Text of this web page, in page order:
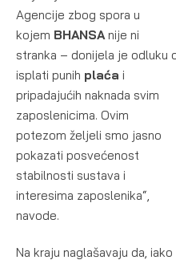
Agencije zbog spora u
kojem BHANSAnije ni
stranka – donijela je odluku
isplati punih plaća i
pripadajućih naknada svim
zaposlenicima. Ovim
potezom željeli smo jasno
pokazati posvećenost
stabilnosti sustava i
interesima zaposlenika“,
navode.
Na kraju naglašavaju da, iako